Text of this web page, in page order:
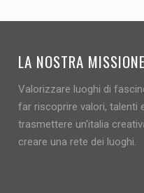
LA NOSTRA MISSIONE
Valorizzare luoghi di
far riscoprire valori, talenti
trasmettere un'italia
creare una rete dei luoghi.